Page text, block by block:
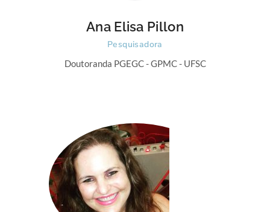
Ana Elisa Pillon
Pesquisadora
Doutoranda PGEGC - GPMC - UFSC